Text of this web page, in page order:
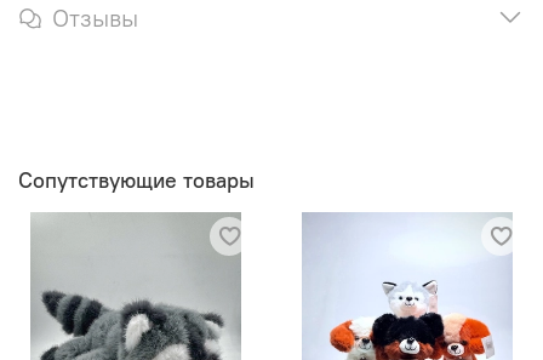
Отзывы
Сопутствующие товары